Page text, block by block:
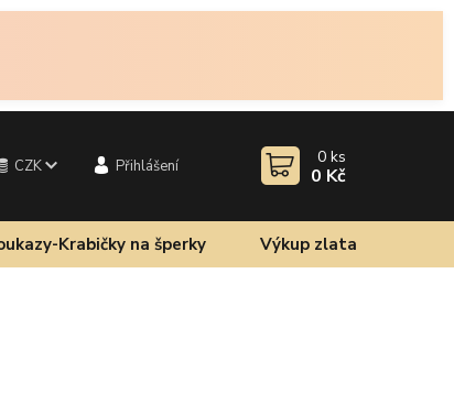
CZK Přihlášení 0 ks
0 Kč
Krabičky na šperky Výkup zlata